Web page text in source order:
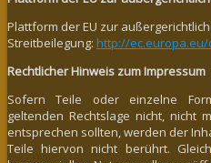
Plattform der EU zur
Streitbeilegung: http://
Rechtlicher Hinweis zum Impressum
Sofern Teile oder einzelne
geltenden Rechtslage nicht, nicht
entsprechen sollten, werden der
Teile hiervon nicht berührt.